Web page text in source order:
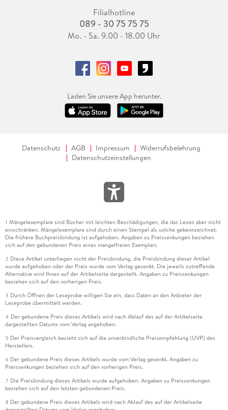
Filialhotline
089 - 30 75 75 75
Mo. - Sa. 9.00 - 18.00 Uhr
Laden Sie unsere App herunter.
Datenschutz AGB Impressum
Widerrufsbelehrung
Datenschutzeinstellungen
1 Mängelexemplare sind Bücher mit leichten Beschädigungen, die das Lesen aber nicht
einschränken. Mängelexemplare sind durch einen Stempel als solche gekennzeichnet.
Die frühere Buchpreisbindung ist aufgehoben. Angaben zu Preissenkungen beziehen
sich auf den gebundenen Preis eines mangelfreien Exemplars.
2 Diese Artikel unterliegen nicht der Preisbindung, die Preisbindung dieser Artikel
wurde aufgehoben oder der Preis wurde vom Verlag gesenkt. Die jeweils zutreffende
Alternative wird Ihnen auf der Artikelseite dargestellt. Angaben zu Preissenkungen
beziehen sich auf den vorherigen Preis.
3 Durch Öffnen der Leseprobe willigen Sie ein, dass Daten an den Anbieter der
Leseprobe übermittelt werden.
4 Der gebundene Preis dieses Artikels wird nach Ablauf des auf der Artikelseite
dargestellten Datums vom Verlag angehoben.
5 Der Preisvergleich bezieht sich auf die unverbindliche Preisempfehlung (UVP) des
Herstellers.
6 Der gebundene Preis dieses Artikels wurde vom Verlag gesenkt. Angaben zu
Preissenkungen beziehen sich auf den vorherigen Preis.
7 Die Preisbindung dieses Artikels wurde aufgehoben. Angaben zu Preissenkungen
beziehen sich auf den letzten gebundenen Preis.
8 Der gebundene Preis dieses Artikels wird nach Ablauf des auf der Artikelseite